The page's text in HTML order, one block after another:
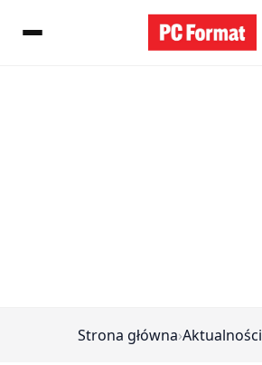
Strona główna›Aktualności